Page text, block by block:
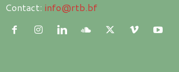
Contact: info@rtb.bf